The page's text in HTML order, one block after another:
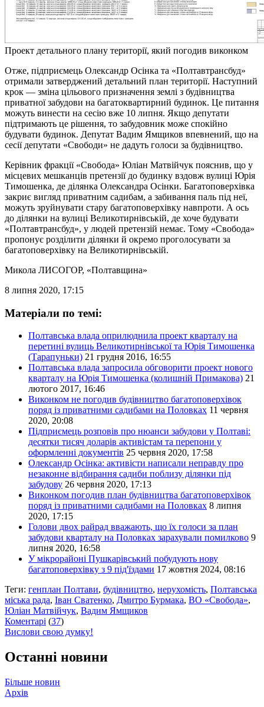
Проект детального плану території, який погодив виконком
Отже, підприємець Олександр Осінка та «Полтавтрансбуд»
отримали затверджений детальний план території. Наступний
крок — зміна цільового призначення землі з будівництва
приватної забудови на багатоквартирний будинок. Це питання
можуть винести на сесію вже 10 липня. Якщо депутати
підтримають це рішення, то забудовник може спокійно
будувати будинок. Депутат Вадим Ямщиков впевнений, що на
сесії депутати «Свободи» не дадуть голоси за будівництво.
Керівник фракції «Свобода» Юліан Матвійчук пояснив, що у
місцевих мешканців претензії до будинку вздовж вулиці Юрія
Тимошенка, де ділянка Олександра Осінки. Багатоповерхівка
закриє вигляд приватним садибам, а забивання паль під неї,
можуть зруйнувати стару багатоповерхівку навпроти. А ось
до ділянки на вулиці Великотирнівській, де хоче будувати
«Полтавтрансбуд», у людей претензій немає. Тому «Свобода»
пропонує розділити ділянки й окремо проголосувати за
багатоповерхівку на Великотирнівській.
Микола ЛИСОГОР, «Полтавщина»
8 липня 2020, 17:15
Матеріали по темі:
Полтавська влада оприлюднила проект кварталу на
перетині вулиць Великотирнівської та Юрія Тимошенка
(Тарапуньки) 21 грудня 2016, 16:55
Полтавська влада запросила обговорити проект нового
кварталу на Юрія Тимошенка (колишній Примакова) 21
лютого 2017, 16:46
Виконком не погодив будівництво багатоповерхівок
поряд із приватними садибами на Половках 11 червня
2020, 20:08
Підприємець розповів про нюанси забудови у Полтаві:
десятки тисяч доларів активістам та перепони у
оформленні документів 25 червня 2020, 17:58
Олександр Осінка: активісти написали неправду про
незаконне відбирання садиби поблизу ділянки під
забудову 26 червня 2020, 17:13
Виконком погодив план будівництва багатоповерхівок
поряд із приватними садибами на Половках 8 липня
2020, 17:15
Голови двох райрад вважають, що їх голоси за план
забудови кварталу на Половках зарахували помилково 9
липня 2020, 16:58
У мікрорайоні Пушкарівський побудують нову
багатоповерхівку з 9 під'їздами 17 жовтня 2024, 08:16
Теги: генплан Полтави, будівництво, нерухомість, Полтавська
міська рада, Іван Сватенко, Дмитро Бурмака, ВО «Свобода»,
Юліан Матвійчук, Вадим Ямщиков
Коментарі (37)
Вислови свою думку!
Останні новини
Більше новин
Архів